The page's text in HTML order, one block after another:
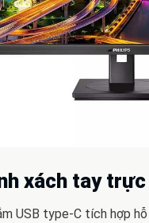
xách tay
USB type-C tích hợp